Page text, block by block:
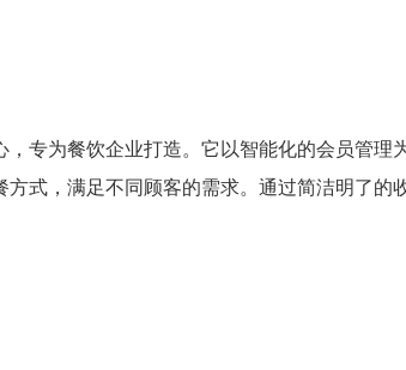
，专为餐饮企业打造。它以智能化的会员管理
方式，满足不同顾客的需求。通过简洁明了的